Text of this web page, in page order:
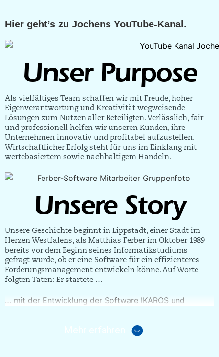
Hier geht’s zu Jochens YouTube-Kanal.
Unser Purpose
Als vielfältiges Team schaffen wir mit Freude, hoher
Eigen­verantwortung und Kreativität weg­weisende
Lösungen zum Nutzen aller Beteiligten. Ver­lässlich, fair
und professionell helfen wir unseren Kunden, ihre
Unternehmen innovativ und profitabel aufzustellen.
Wirtschaftlicher Erfolg steht für uns im Einklang mit
werte­basiertem sowie nachhaltigem Handeln.
Unsere Story
Unsere Geschichte beginnt in Lippstadt, einer Stadt im
Herzen Westfalens, als Matthias Ferber im Oktober 1989
bereits vor dem Beginn seines Informatikstudiums
gefragt wurde, ob er eine Software für ein effizienteres
Forderungsmanagement entwickeln könne. Auf Worte
folgten Taten: Er startete …
… mit der Entwicklung der Software IKAROS und
Bereits im selben Jahr wurde eine erste Version der
Software von den ersten beiden Anwenderunternehmen